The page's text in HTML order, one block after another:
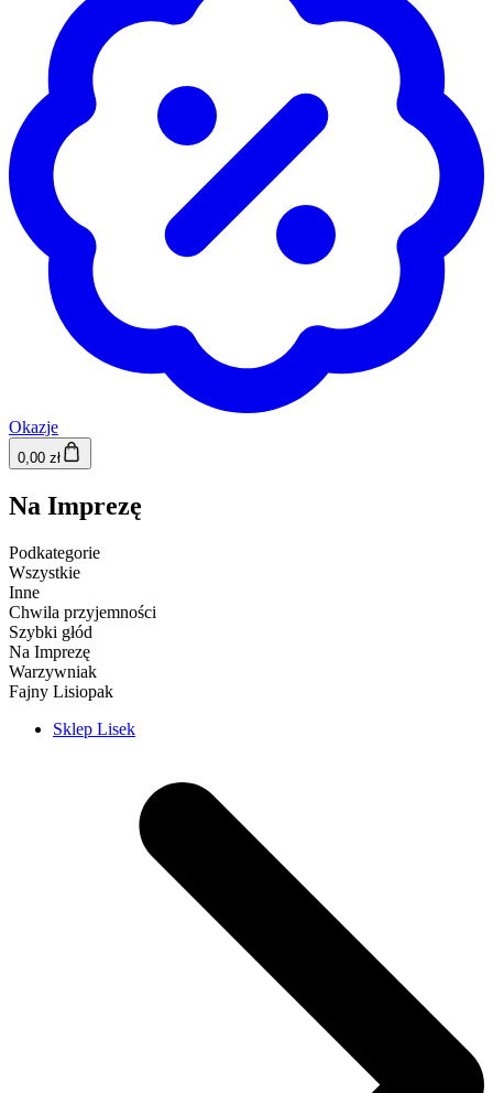
Okazje
0,00 zł
Na Imprezę
Podkategorie
Wszystkie
Inne
Chwila przyjemności
Szybki głód
Na Imprezę
Warzywniak
Fajny Lisiopak
Sklep Lisek